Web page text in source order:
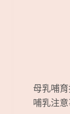
母乳哺
哺乳注